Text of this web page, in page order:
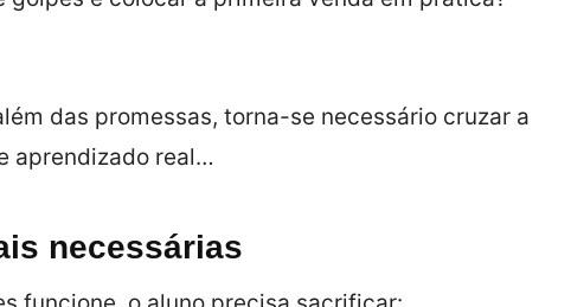
das promessas, torna-se necessário cruzar a
aprendizado real…
necessárias